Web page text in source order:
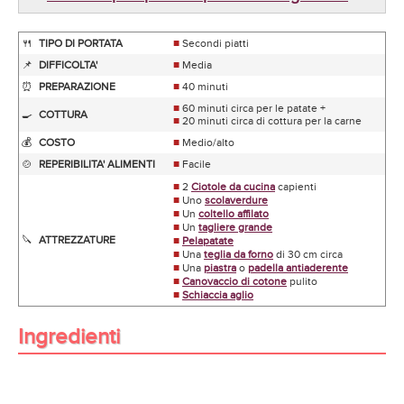
🍴 TIPO DI PORTATA ■ Secondi piatti
📌
DIFFICOLTA' ■ Media
⏰
PREPARAZIONE ■ 40 minuti
🍳 COTTURA ■ 60 minuti circa per le patate +
■ 20 minuti circa di cottura per la carne
💰 COSTO ■ Medio/alto
🍲
REPERIBILITA' ALIMENTI ■ Facile
🔪 ATTREZZATURE
■ 2 Ciotole da cucina capienti
■ Uno scolaverdure
■ Un coltello affilato
■ Un tagliere grande
■ Pelapatate
■ Una teglia da forno di 30 cm circa
■ Una piastra o padella antiaderente
■ Canovaccio di cotone pulito
■ Schiaccia aglio
Ingredienti